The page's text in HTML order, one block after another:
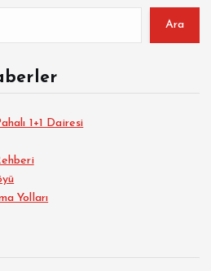
Ara
1+1 Dairesi
Yolları